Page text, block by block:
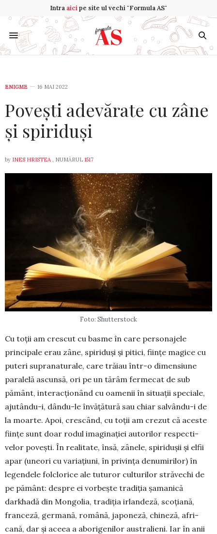
Intra aicipe site ul vechi "Formula AS"
ENIGME 16 MAI 2022
Povești adevărate cu zâne
și spiriduși
by INES HRISTEA , NUMĂRUL 1517
Foto: Shutterstock
Cu toții am crescut cu basme în care per­sonajele
principale erau zâne, spiriduși și pitici, ființe magice cu
puteri suprana­turale, care trăiau într-o dimensiune
paralelă ascunsă, ori pe un tărâm fermecat de sub
pământ, interac­țio­nând cu oamenii în situații speciale,
ajutându-i, dân­du-le învățătură sau chiar salvându-i de
la moarte. Apoi, crescând, cu toții am crezut că aceste
ființe sunt doar rodul imaginației autorilor respec­ti­
velor povești. În realitate, însă, zâ­nele, spiridușii și elfii
apar (uneori cu varia­țiuni, în privința denu­mi­rilor) în
legendele folclorice ale tuturor culturilor străvechi de
pe pământ: despre ei vorbește tradiția șama­nică
darkhadă din Mongolia, tradiția irlan­deză, scoțiană,
franceză, germană, română, japoneză, chi­neză, afri­
cană, dar și aceea a aborigenilor australieni. Iar în anii